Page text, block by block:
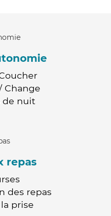
Change
de nuit
repas
des repas
prise